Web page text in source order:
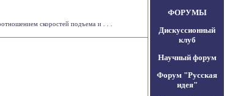
скоростей подъема и . . .
ФОРУМЫ
Дискуссионный
клуб
Научный форум
Форум "Русская
идея"